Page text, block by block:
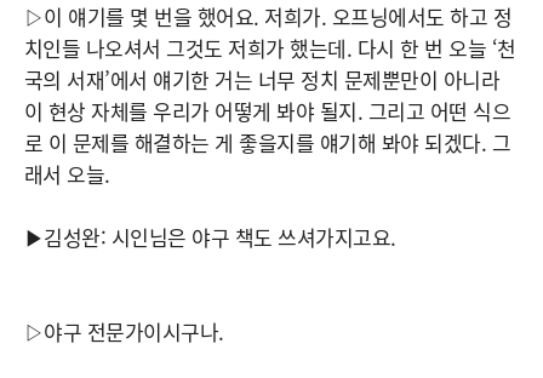
▷이 얘기를 몇 번을 했어요. 저희가. 오프닝에서도 하고 정
치인들 나오셔서 그것도 저희가 했는데. 다시 한 번 오늘 ‘천
국의 서재’에서 얘기한 거는 너무 정치 문제뿐만이 아니라
이 현상 자체를 우리가 어떻게 봐야 될지. 그리고 어떤 식으
로 이 문제를 해결하는 게 좋을지를 얘기해 봐야 되겠다. 그
래서 오늘.
▶김성완: 시인님은 야구 책도 쓰셔가지고요.
▷야구 전문가이시구나.